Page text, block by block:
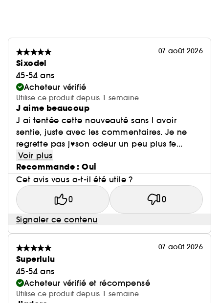
07 août 2026
Sixodel
45-54 ans
Acheteur vérifié
Utilise ce produit depuis 1 semaine
J aime beaucoup
J ai tentée cette nouveauté sans l avoir
sentie, juste avec les commentaires. Je ne
regrette pas j♥️son odeur un peu plus fe...
Voir plus
Recommande : Oui
Cet avis vous a-t-il été utile ?
0 0
Signaler ce contenu
07 août 2026
Superlulu
45-54 ans
Acheteur vérifié et récompensé
Utilise ce produit depuis 1 semaine